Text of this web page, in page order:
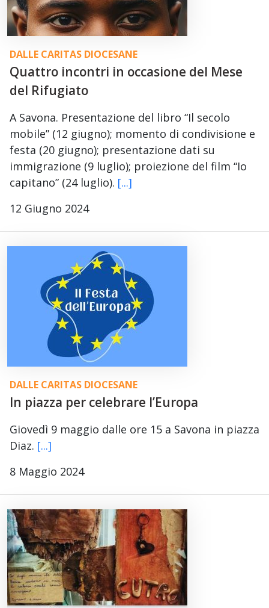
DALLE CARITAS DIOCESANE
Quattro incontri in occasione del Mese
del Rifugiato
A Savona. Presentazione del libro “Il secolo
mobile” (12 giugno); momento di condivisione e
festa (20 giugno); presentazione dati su
immigrazione (9 luglio); proiezione del film “Io
capitano” (24 luglio). [...]
12 Giugno 2024
DALLE CARITAS DIOCESANE
In piazza per celebrare l’Europa
Giovedì 9 maggio dalle ore 15 a Savona in piazza
Diaz. [...]
8 Maggio 2024